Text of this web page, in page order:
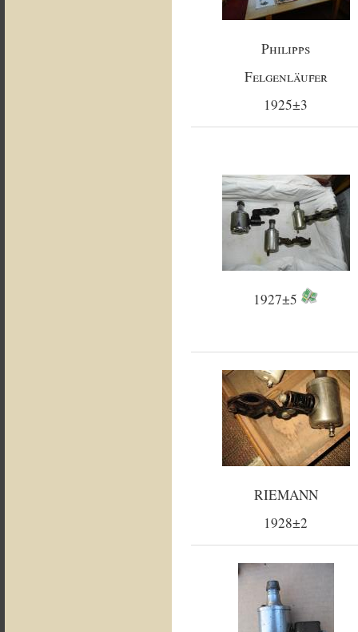
Philipps
Felgenläufer
1925±3
1927±5
RIEMANN
1928±2